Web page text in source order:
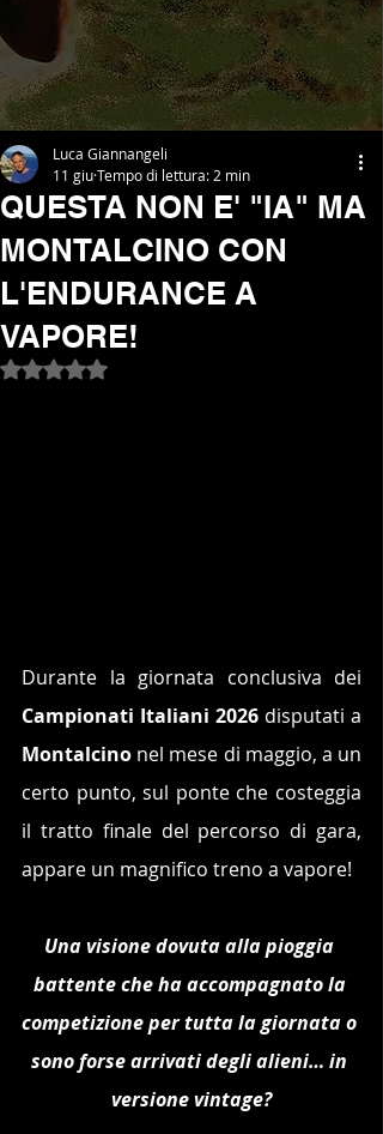
QUESTA NON E' "IA" MA
MONTALCINO CON
L'ENDURANCE A
VAPORE!
Luca Giannangeli
11 giuTempo di lettura: 2 min
Valutazione NaN stelle su 5.
Campionati Italiani 2026
Montalcino nel mese di maggio, a un
certo punto, sul ponte che costeggia
il tratto finale del percorso di gara,
appare un magnifico treno a vapore!
Una visione dovuta alla pioggia
battente che ha accompagnato la
competizione per tutta la giornata o
sono forse arrivati degli alieni… in
versione vintage?